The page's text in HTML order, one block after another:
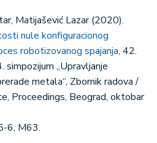
Matijašević Lazar (2020).
nule konfiguracionog
robotizovanog spajanja, 42.
simpozijum „Upravljanje
metala“, Zbornik radova /
Proceedings, Beograd, oktobar
6, M63.